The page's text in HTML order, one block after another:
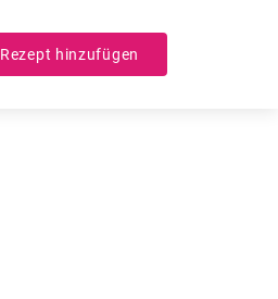
Rezept hinzufügen